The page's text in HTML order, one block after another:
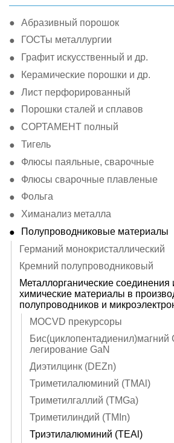
Абразивный порошок
ГОСТы металлургии
Графит искусственный и др.
Керамические порошки и др.
Лист перфорированный
Порошки сталей и сплавов
СОРТАМЕНТ полный
Тигель
Флюсы паяльные, сварочные
Флюсы сварочные плавленые
Фольга
Химанализ металла
Полупроводниковые материалы
Германий монокристаллический
Кремний полупроводниковый
Металлорганические
химические материалы в
полупроводников и
MOCVD прекурсоры
Бис(циклопентадиенил)магний
легирование GaN
Диэтилцинк (DEZn)
Триметилалюминий (TMAl)
Триметилгаллий (TMGa)
Триметилиндий (TMIn)
Триэтилалюминий (TEAl)